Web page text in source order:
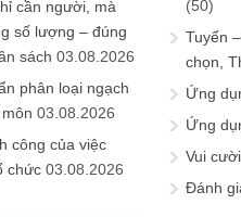
cần người, mà
số lượng – đúng
sách 03.08.2026
phân loại ngạch
03.08.2026
công của việc
chức 03.08.2026
(50)
Tuyển
chọn,
Ứng
Ứng
Vui
Đánh